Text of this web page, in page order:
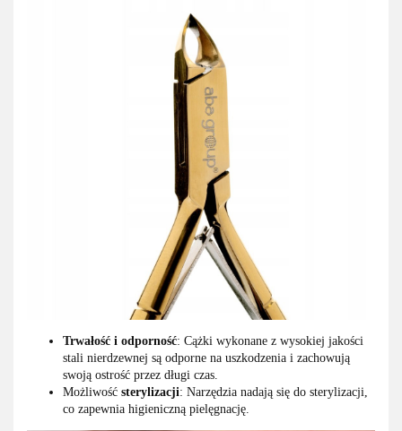
Trwałość i odporność: Cążki wykonane z wysokiej jakości
stali nierdzewnej są odporne na uszkodzenia i zachowują
swoją ostrość przez długi czas.
Możliwość sterylizacji: Narzędzia nadają się do sterylizacji,
co zapewnia higieniczną pielęgnację.